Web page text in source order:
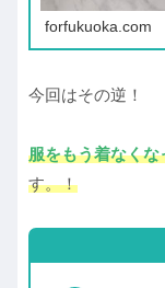
forfukuoka.com
今回はその逆！
服をもう着なく
す。！